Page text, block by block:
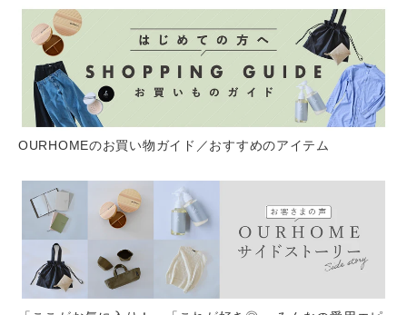
OURHOMEのお買い物ガイド／おすすめのアイテム